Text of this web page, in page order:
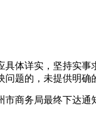
详实，坚持实事
题的，未提供明
商务局最终下达通